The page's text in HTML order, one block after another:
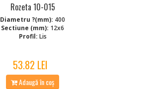
Rozeta 10-015
Diametru ?(mm): 400
Sectiune (mm): 12x6
Profil: Lis
53.82 LEI
Adaugă în coș